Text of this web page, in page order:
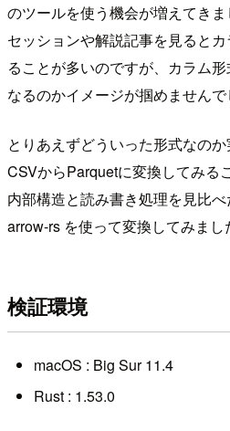
のツールを使う機会が増えてき
セッションや解説記事を見ると
ることが多いのですが、カラム
なるのかイメージが掴めませんで
とりあえずどういった形式なのか
CSVからParquetに変換してみる
内部構造と読み書き処理を見比
arrow-rs を使って変換してみまし
検証環境
macOS : Big Sur 11.4
Rust : 1.53.0